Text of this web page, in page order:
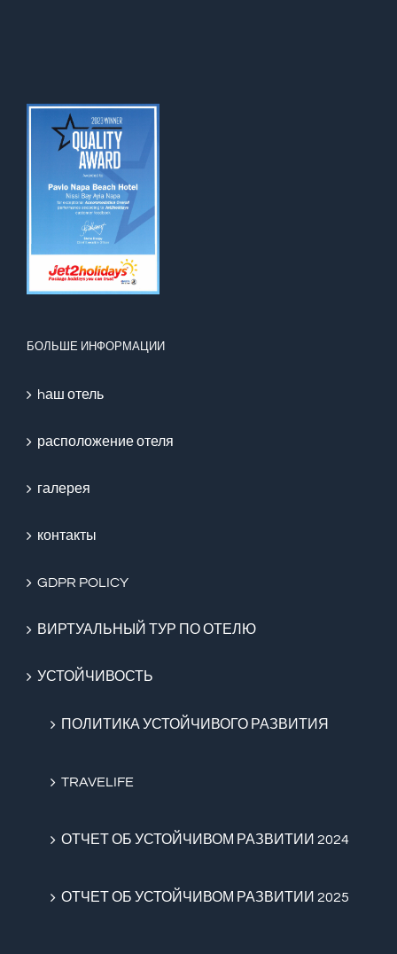
БОЛЬШЕ ИНФОРМАЦИИ
hаш отель
расположение отеля
галерея
контакты
GDPR POLICY
ВИРТУАЛЬНЫЙ ТУР ПО ОТЕЛЮ
УСТОЙЧИВОСТЬ
ПОЛИТИКА УСТОЙЧИВОГО РАЗВИТИЯ
TRAVELIFE
ОТЧЕТ ОБ УСТОЙЧИВОМ РАЗВИТИИ 2024
ОТЧЕТ ОБ УСТОЙЧИВОМ РАЗВИТИИ 2025